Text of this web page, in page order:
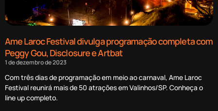
Ame Laroc Festival divulga programação completa com
Peggy Gou, Disclosure e Artbat
1 de dezembro de 2023
Com três dias de programação em meio ao carnaval, Ame Laroc
Festival reunirá mais de 50 atrações em Valinhos/SP. Conheça o
line up completo.